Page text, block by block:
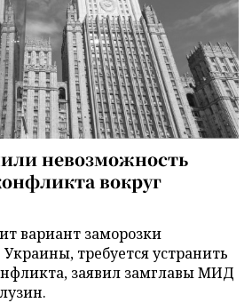
невозможность
вокруг
вариант заморозки
требуется устранить
заявил замглавы МИД